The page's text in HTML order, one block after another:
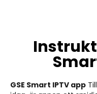
GSE Smart IPTV app